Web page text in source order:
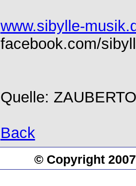
www.sibylle-
facebook.com/
Quelle:
Back
© Copyright